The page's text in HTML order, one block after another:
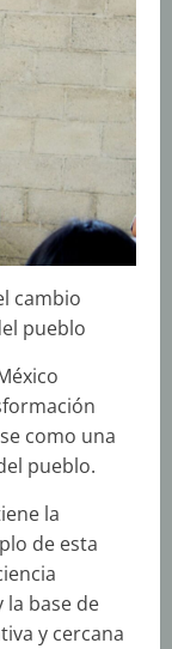
cambio
pueblo
como una
pueblo.
la
de esta
la base de
y cercana